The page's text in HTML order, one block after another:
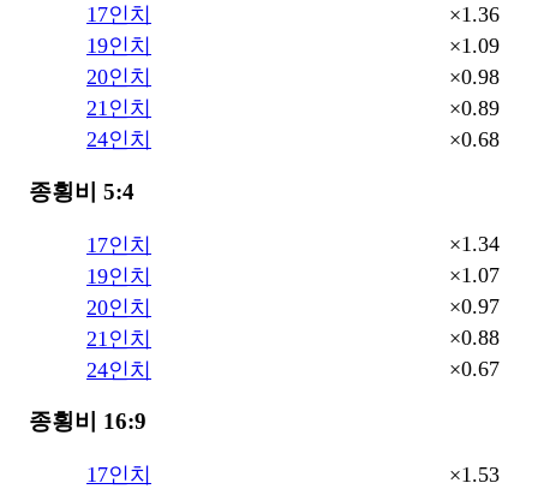
17인치
×1.36
19인치
×1.09
20인치
×0.98
21인치
×0.89
24인치
×0.68
종횡비 5:4
17인치
×1.34
19인치
×1.07
20인치
×0.97
21인치
×0.88
24인치
×0.67
종횡비 16:9
17인치
×1.53